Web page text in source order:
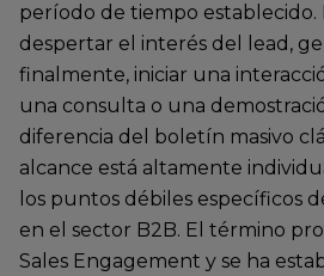
período de tiempo establecido.
despertar el interés del lead,
finalmente, iniciar una
una consulta o una
diferencia del boletín masivo
alcance está altamente
los puntos débiles específicos
en el sector B2B. El término
Sales Engagement y se ha